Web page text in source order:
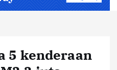
5 kenderaan